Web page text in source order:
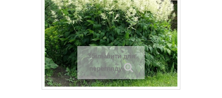
Збільшити для
перегляду